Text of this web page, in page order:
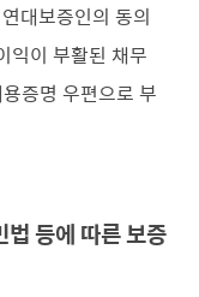
대보증인의 동의
익이 부활된 채무
증명 우편으로 부
등에 따른 보증